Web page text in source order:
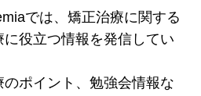
では、矯正治療に関する
役立つ情報を発信してい
ポイント、勉強会情報な